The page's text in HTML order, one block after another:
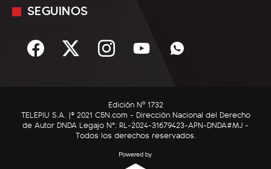
Sociedad
C5N Autos
RatingCero
Mediakit
Términos y condiciones
SEGUINOS
Edición Nº 1732
TELEPIU S.A. |© 2021 C5N.com - Dirección Nacional del Derecho
de Autor DNDA Legajo N°: RL-2024-31679423-APN-DNDA#MJ -
Todos los derechos reservados.